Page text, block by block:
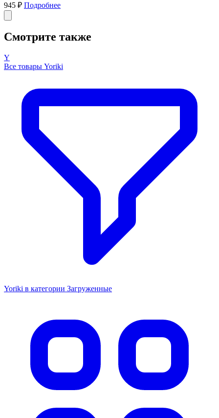
945 ₽ Подробнее
Смотрите также
Y
Все товары Yoriki
Yoriki в категории Загруженные